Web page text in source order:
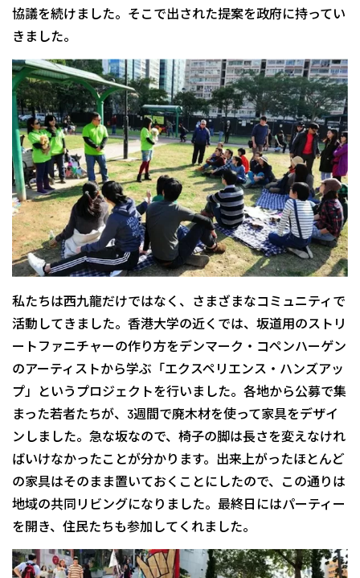
協議を続けました。そこで出された提案を政府に持ってい
きました。
私たちは西九龍だけではなく、さまざまなコミュニティで
活動してきました。香港大学の近くでは、坂道用のストリ
ートファニチャーの作り方をデンマーク・コペンハーゲン
のアーティストから学ぶ「エクスペリエンス・ハンズアッ
プ」というプロジェクトを行いました。各地から公募で集
まった若者たちが、3週間で廃木材を使って家具をデザイ
ンしました。急な坂なので、椅子の脚は長さを変えなけれ
ばいけなかったことが分かります。出来上がったほとんど
の家具はそのまま置いておくことにしたので、この通りは
地域の共同リビングになりました。最終日にはパーティー
を開き、住民たちも参加してくれました。